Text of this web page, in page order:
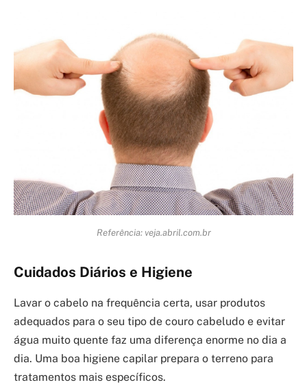
Referência: veja.abril.com.br
Cuidados Diários e Higiene
Lavar o cabelo na frequência certa, usar produtos
adequados para o seu tipo de couro cabeludo e evitar
água muito quente faz uma diferença enorme no dia a
dia. Uma boa higiene capilar prepara o terreno para
tratamentos mais específicos.